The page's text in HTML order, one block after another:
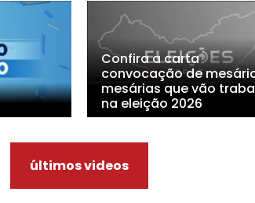
Confira a carta
convocação de
mesárias que vão
na eleição 2026
últimos videos